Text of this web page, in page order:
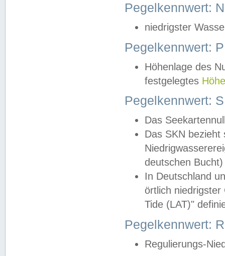
Pegelkennwert:
niedrigster
Pegelkennwert:
Höhenlage des
festgelegtes
Pegelkennwert:
Das
Das SKN
deutschen
In Deutschland
örtlich
Tide (LAT)"
Pegelkennwert:
Regulierungs-